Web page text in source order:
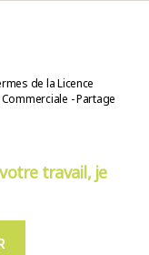
de la Licence
- Partage
votre travail, je